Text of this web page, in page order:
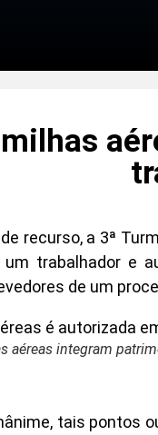
recurso, a 3ª
trabalhador e
de um
aéreas integram
tais pontos